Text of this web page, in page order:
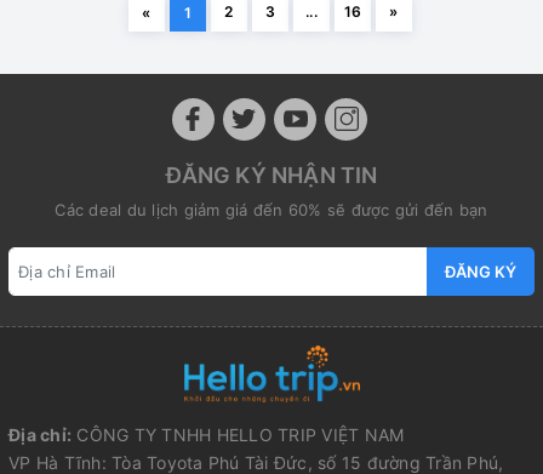
« 1 2 3 ... 16 »
ĐĂNG KÝ NHẬN TIN
Các deal du lịch giảm giá đến 60% sẽ được gửi đến bạn
ĐĂNG KÝ
Địa chỉ: CÔNG TY TNHH HELLO TRIP VIỆT NAM
VP Hà Tĩnh: Tòa Toyota Phú Tài Đức, số 15 đường Trần Phú,